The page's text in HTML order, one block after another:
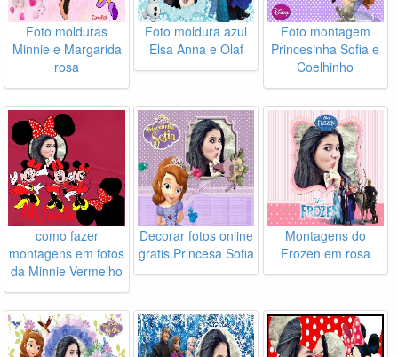
Foto molduras
Minnie e Margarida
rosa
Foto moldura azul
Elsa Anna e Olaf
Foto montagem
Princesinha Sofia e
Coelhinho
como fazer
montagens em fotos
da Minnie Vermelho
Decorar fotos online
gratis Princesa Sofia
Montagens do
Frozen em rosa